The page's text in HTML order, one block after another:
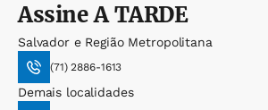
AssineA TARDE
Salvador e Região Metropolitana
(71) 2886-1613
Demais localidades